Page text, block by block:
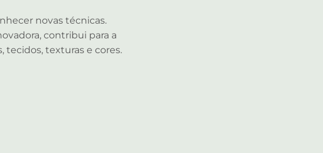
novas técnicas.
contribui para a
tecidos, texturas e cores.